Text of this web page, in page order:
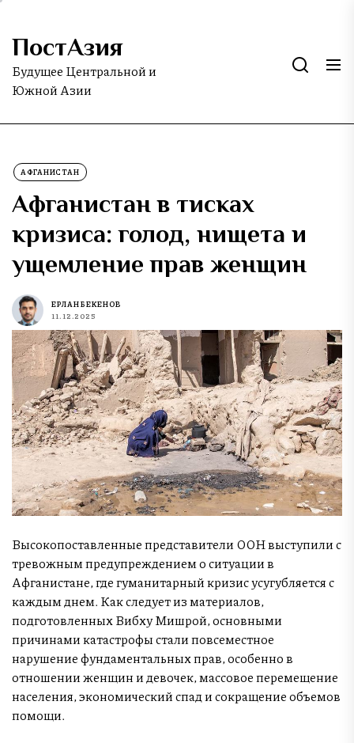
Skip
the
content
ПостАзия
Будущее Центральной и
Южной Азии
АФГАНИСТАН
Афганистан в тисках
кризиса: голод, нищета и
ущемление прав женщин
ЕРЛАН БЕКЕНОВ
11.12.2025
Высокопоставленные представители ООН выступили с
тревожным предупреждением о ситуации в
Афганистане, где гуманитарный кризис усугубляется с
каждым днем. Как следует из материалов,
подготовленных Вибху Мишрой, основными
причинами катастрофы стали повсеместное
нарушение фундаментальных прав, особенно в
отношении женщин и девочек, массовое перемещение
населения, экономический спад и сокращение объемов
помощи.